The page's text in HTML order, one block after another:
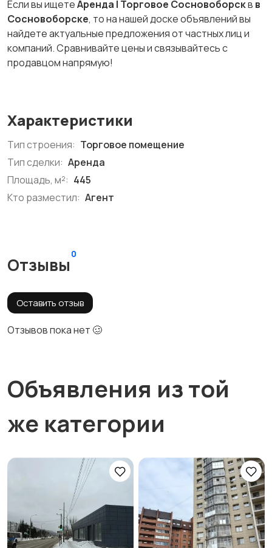
Если вы ищетеАренда | Торговое Сосновоборскв в
Сосновоборске, то на нашей доске объявлений вы
найдете актуальные предложения от частных лиц и
компаний. Сравнивайте цены и связывайтесь с
продавцом напрямую!
Характеристики
Тип строения: Торговое помещение
Тип сделки: Аренда
Площадь, м²: 445
Кто разместил: Агент
Отзывы
0
Оставить отзыв
Отзывов пока нет 🥴
Объявления из той
же категории